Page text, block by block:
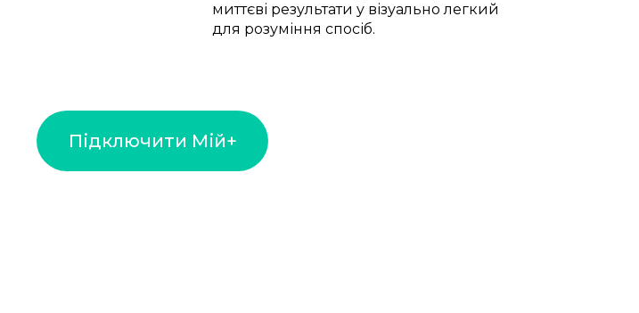
миттєві результати у візуально легкий
для розуміння спосіб.
Підключити Мій+